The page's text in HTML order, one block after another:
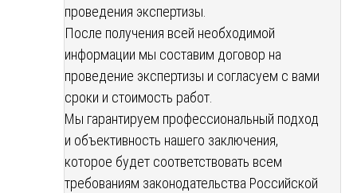
проведения экспертизы.
После получения всей необходимой
информации мы составим договор на
проведение экспертизы и согласуем с вами
сроки и стоимость работ.
Мы гарантируем профессиональный подход
и объективность нашего заключения,
которое будет соответствовать всем
требованиям законодательства Российской